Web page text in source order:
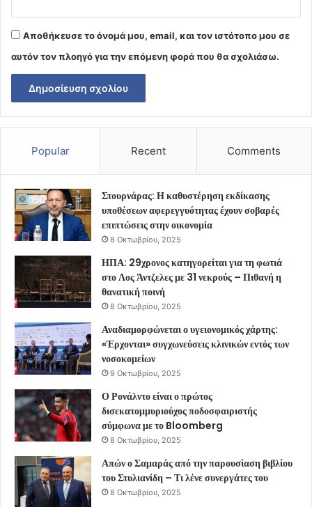
Αποθήκευσε το όνομά μου, email, και τον ιστότοπο μου σε
αυτόν τον πλοηγό για την επόμενη φορά που θα σχολιάσω.
Popular Recent Comments
Στουρνάρας: Η καθυστέρηση εκδίκασης
υποθέσεων αφερεγγυότητας έχουν σοβαρές
επιπτώσεις στην οικονομία
8 Οκτωβρίου, 2025
ΗΠΑ: 29χρονος κατηγορείται για τη φωτιά
στο Λος Άντζελες με 31 νεκρούς – Πιθανή η
θανατική ποινή
8 Οκτωβρίου, 2025
Αναδιαμορφώνεται ο υγειονομικός χάρτης:
«Έρχονται» συγχωνεύσεις κλινικών εντός των
νοσοκομείων
9 Οκτωβρίου, 2025
Ο Ρονάλντο είναι ο πρώτος
δισεκατομμυριούχος ποδοσφαιριστής
σύμφωνα με το Bloomberg
8 Οκτωβρίου, 2025
Απών ο Σαμαράς από την παρουσίαση βιβλίου
του Στυλιανίδη – Τι λένε συνεργάτες του
8 Οκτωβρίου, 2025